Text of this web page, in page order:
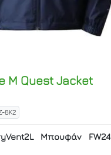
M Quest Jacket
8K2
Μπουφάν FW24